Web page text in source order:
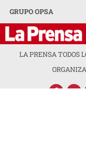
GRUPO OPSA
LA PRENSA TODOS